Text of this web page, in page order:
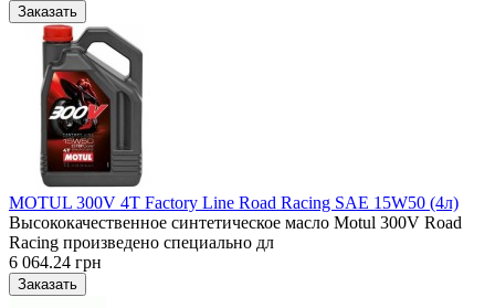
MOTUL 300V 4T Factory Line Road Racing SAE 15W50 (4л)
Высококачественное синтетическое масло Motul 300V Road
Racing произведено специально дл
6 064.24 грн